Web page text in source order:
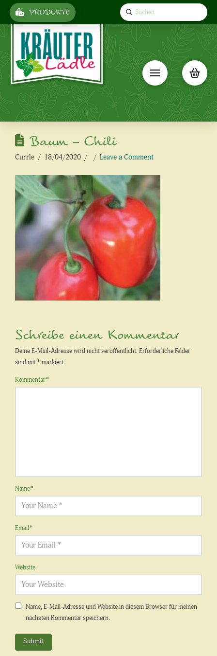
PRODUKTE Search
Submit
Baum – Chili
Currle 18/04/2020 Leave a Comment
Schreibe einen Kommentar
Deine E-Mail-Adresse wird nicht veröffentlicht. Erforderliche Felder
sind mit* markiert
Kommentar*
Name*
Email*
Website
Name, E-Mail-Adresse und Website in diesem Browser für meinen
nächsten Kommentar speichern.